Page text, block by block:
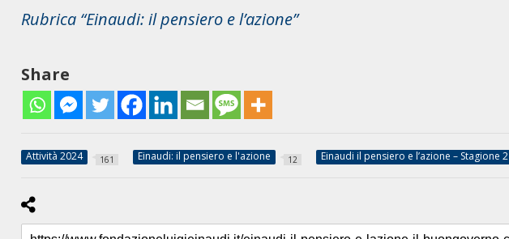
Rubrica “Einaudi: il pensiero e l’azione”
Share
Attività 2024 161 Einaudi: il pensiero e l'azione 12 Einaudi il pensiero e l’azione – Stagione 2